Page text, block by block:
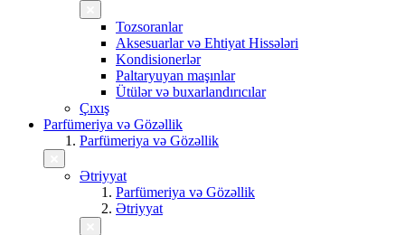
Tozsoranlar
Aksesuarlar və Ehtiyat Hissələri
Kondisionerlər
Paltaryuyan maşınlar
Ütülər və buxarlandırıcılar
Çıxış
Parfümeriya və Gözəllik
Parfümeriya və Gözəllik
Ətriyyat
Parfümeriya və Gözəllik
Ətriyyat